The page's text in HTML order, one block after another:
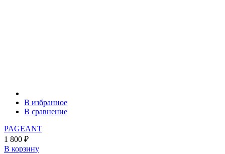
В избранное
В сравнение
PAGEANT
1 800 ₽
В корзину